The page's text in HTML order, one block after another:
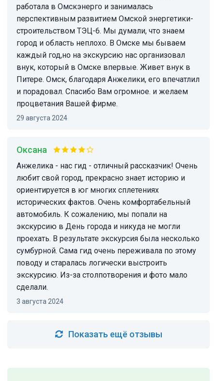
работала в Омскэнерго и занималась
перспективным развитием Омской энергетики-
строительством ТЭЦ-6. Мы думали, что знаем
город и область неплохо. В Омске мы бываем
каждый год,но на экскурсию нас организовал
внук, который в Омске впервые. Живет внук в
Питере. Омск, благодаря Анжелики, его впечатлил
и порадовал. Спасибо Вам огромное. и желаем
процветания Вашей фирме.
29 августа 2024
Оксана
Анжелика - нас гид - отличный рассказчик! Очень
любит свой город, прекрасно знает историю и
ориентируется в юг многих сплетениях
исторических фактов. Очень комфортабельный
автомобиль. К сожалению, мы попали на
экскурсию в День города и никуда не могли
проехать. В результате экскурсия была несколько
сумбурной. Сама гид очень переживала по этому
поводу и старалась логически выстроить
экскурсию. Из-за столпотворения и фото мало
сделали.
3 августа 2024
Показать ещё отзывы